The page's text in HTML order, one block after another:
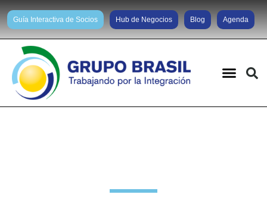
Guía Interactiva de Socios Hub de Negocios Blog Agenda